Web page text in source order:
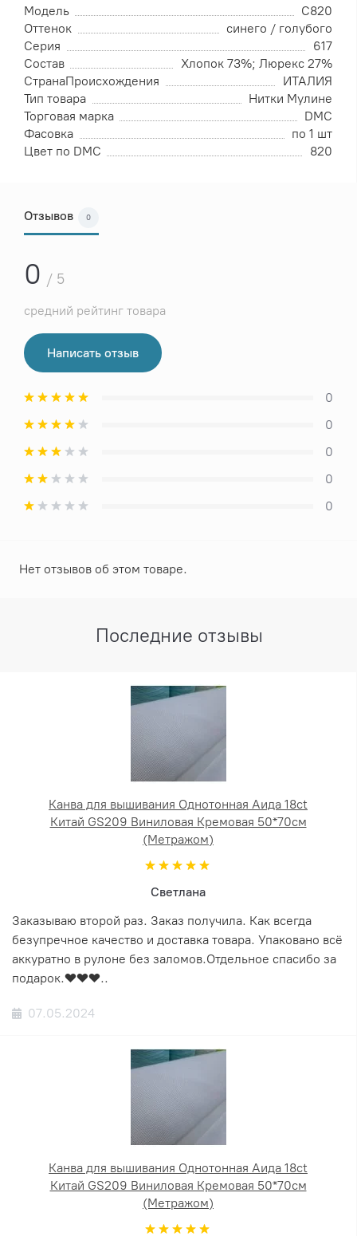
Модель
C820
Оттенок
синего / голубого
Серия
617
Состав
Хлопок 73%; Люрекс 27%
СтранаПроисхождения
ИТАЛИЯ
Тип товара
Нитки Мулине
Торговая марка
DMC
Фасовка
по 1 шт
Цвет по DMC
820
Отзывов 0
0 / 5
средний рейтинг товара
Написать отзыв
0
0
0
0
0
Нет отзывов об этом товаре.
Последние отзывы
Канва для вышивания Однотонная Аида 18ct
Китай GS209 Виниловая Кремовая 50*70см
(Метражом)
Светлана
Заказываю второй раз. Заказ получила. Как всегда
безупречное качество и доставка товара. Упаковано всё
аккуратно в рулоне без заломов.Отдельное спасибо за
подарок.❤️❤️❤️..
07.05.2024
Канва для вышивания Однотонная Аида 18ct
Китай GS209 Виниловая Кремовая 50*70см
(Метражом)